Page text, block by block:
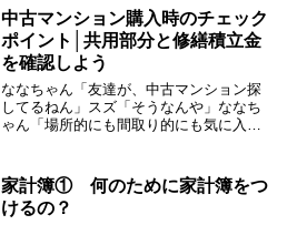
掛金としてお金を出すこと」ななちゃん
「…」スズ「老後の年金の上...
中古マンション購入時のチェック
ポイント│共用部分と修繕積立金
を確認しよう
ななちゃん「友達が、中古マンション探
してるねん」スズ「そうなんや」ななち
ゃん「場所的にも間取り的にも気に入っ
と間取りが気に入ったら、オーケーやよ
ね？」今日は、「中古マンシ...
家計簿① 何のために家計簿をつ
けるの？